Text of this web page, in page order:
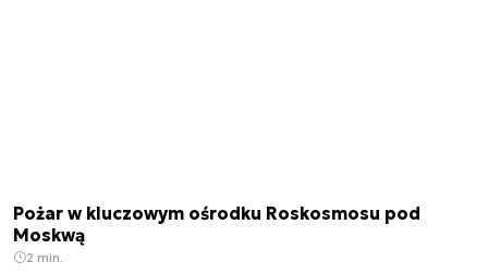
Pożar w kluczowym ośrodku Roskosmosu pod
Moskwą
2 min.